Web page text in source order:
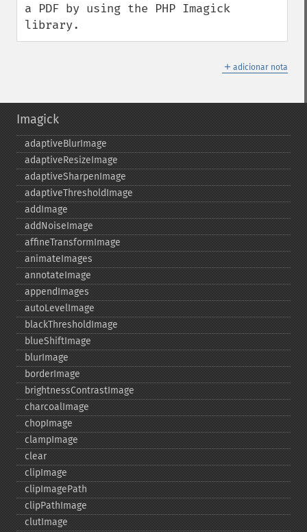
a PDF by using the PHP Imagick
library.
＋ adicionar nota
Imagick
adaptiveBlurImage
adaptiveResizeImage
adaptiveSharpenImage
adaptiveThresholdImage
addImage
addNoiseImage
affineTransformImage
animateImages
annotateImage
appendImages
autoLevelImage
blackThresholdImage
blueShiftImage
blurImage
borderImage
brightnessContrastImage
charcoalImage
chopImage
clampImage
clear
clipImage
clipImagePath
clipPathImage
clutImage